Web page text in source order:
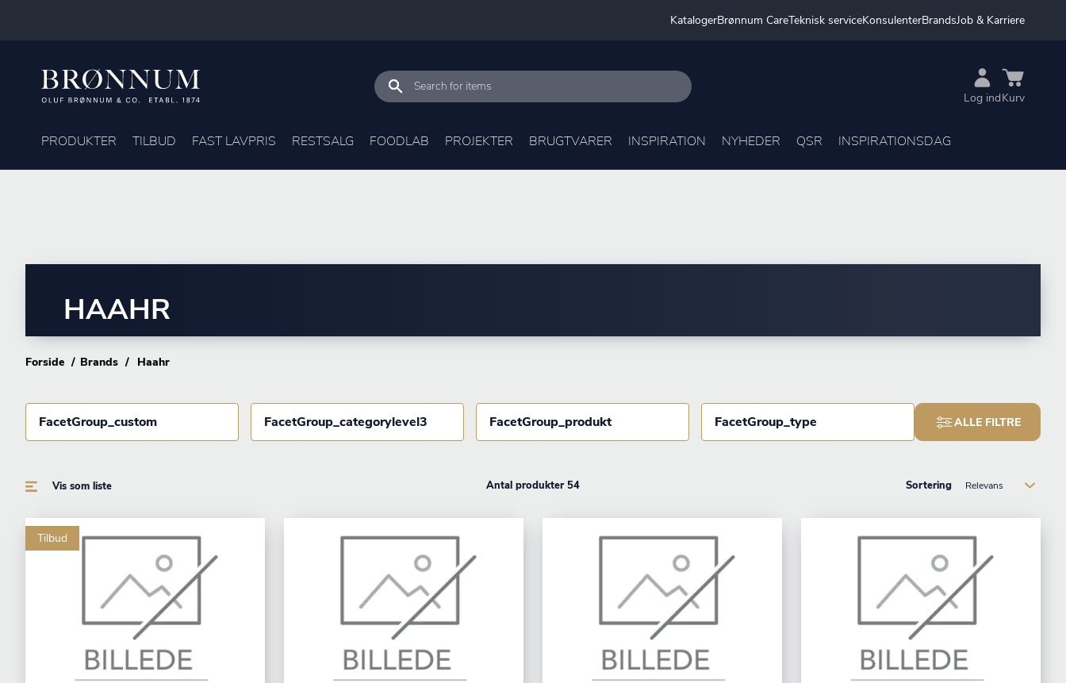
KatalogerBrønnum CareTeknisk serviceKonsulenterBrandsJob & Karriere
Log indKurv
PRODUKTER TILBUD FAST LAVPRIS RESTSALG FOODLAB PROJEKTER BRUGTVARER INSPIRATION NYHEDER QSR INSPIRATIONSDAG
HAAHR
Forside Brands Haahr
FacetGroup_custom FacetGroup_categorylevel3 FacetGroup_produkt FacetGroup_type ALLE FILTRE
Vis som liste Antal produkter 54 Sortering
Tilbud